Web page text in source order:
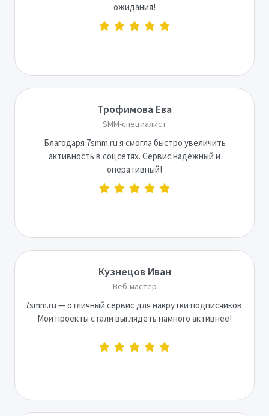
ожидания!
Трофимова Ева
SMM-специалист
Благодаря 7smm.ru я смогла быстро увеличить
активность в соцсетях. Сервис надёжный и
оперативный!
Кузнецов Иван
Веб-мастер
7smm.ru — отличный сервис для накрутки подписчиков.
Мои проекты стали выглядеть намного активнее!